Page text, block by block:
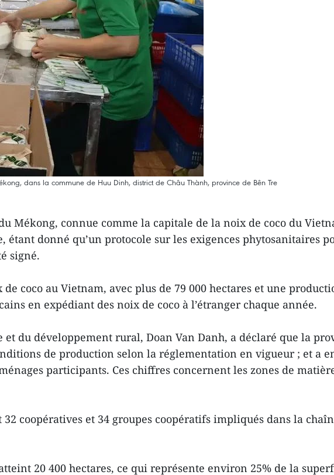
dans la commune de Huu Dinh, district de Châu Thành, province de Bên Tre
Mékong, connue comme la capitale de la noix de coco du
donné qu’un protocole sur les exigences phytosanitaires
signé.
coco au Vietnam, avec plus de 79 000 hectares et une
en expédiant des noix de coco à l’étranger chaque année.
du développement rural, Doan Van Danh, a déclaré que la
de production selon la réglementation en vigueur ; et a
participants. Ces chiffres concernent les zones de
coopératives et 34 groupes coopératifs impliqués dans la
20 400 hectares, ce qui représente environ 25% de la